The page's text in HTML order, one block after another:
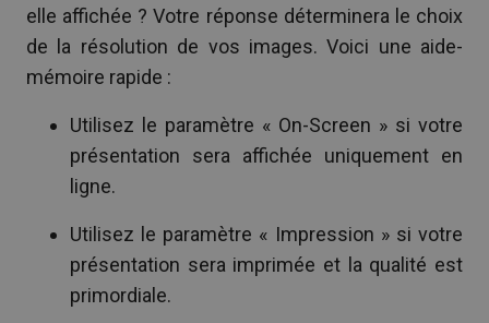
elle affichée ? Votre réponse déterminera le choix
de la résolution de vos images. Voici une aide-
mémoire rapide :
Utilisez le paramètre « On-Screen » si votre
présentation sera affichée uniquement en
ligne.
Utilisez le paramètre « Impression » si votre
présentation sera imprimée et la qualité est
primordiale.